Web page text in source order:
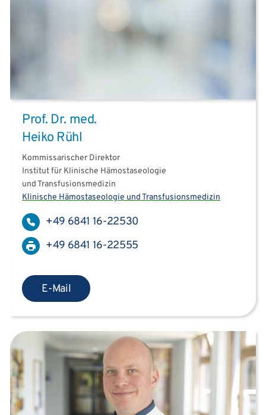
Prof. Dr. med.
Heiko Rühl
Kommissarischer Direktor
Institut für Klinische Hämostaseologie
und Transfusionsmedizin
Klinische Hämostaseologie und Transfusionsmedizin
+49 6841 16-22530
+49 6841 16-22555
E-Mail